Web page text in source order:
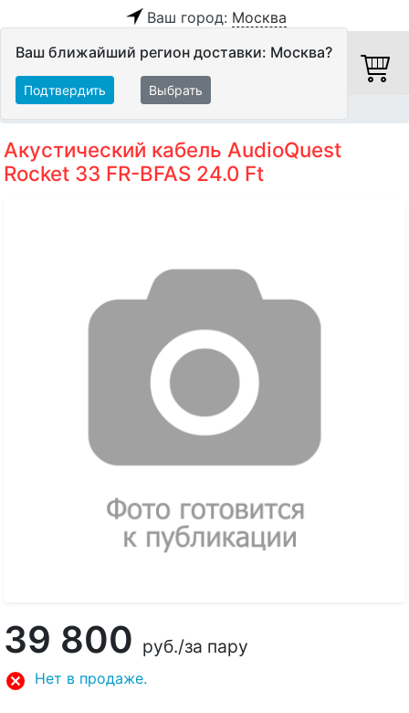
Ваш город: Москва
Ваш ближайший регион доставки: Москва?
Подтвердить Выбрать
Акустический кабель AudioQuest
Rocket 33 FR-BFAS 24.0 Ft
39 800 руб./за пару
Нет в продаже.